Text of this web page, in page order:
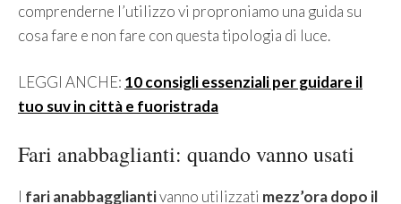
comprenderne l’utilizzo vi proproniamo una guida su
cosa fare e non fare con questa tipologia di luce.
LEGGI ANCHE: 10 consigli essenziali per guidare il
tuo suv in città e fuoristrada
Fari anabbaglianti: quando vanno usati
I fari anabbaggliantivanno utilizzati mezz’ora dopo il